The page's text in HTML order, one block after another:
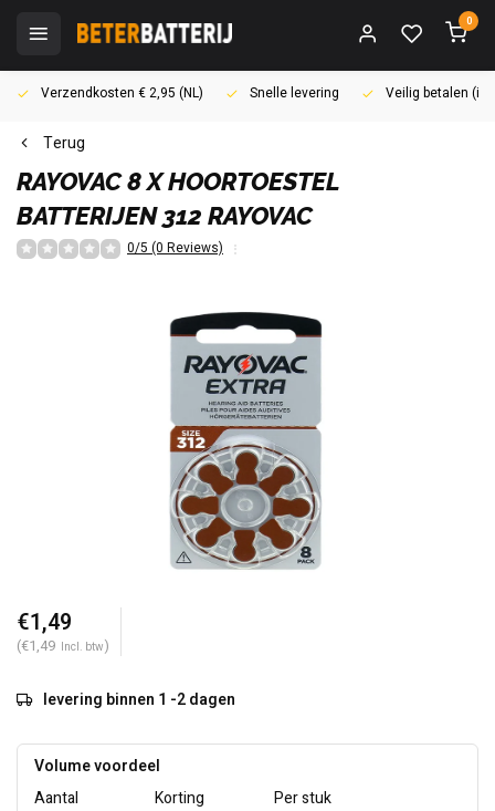
0
Verzendkosten € 2,95 (NL) Snelle levering Veilig betalen
Terug
RAYOVAC8 X HOORTOESTEL
BATTERIJEN 312 RAYOVAC
0/5 (0 Reviews)
€1,49
(€1,49 Incl. btw)
levering binnen 1 -2 dagen
Volume voordeel
Aantal
Korting
Per stuk